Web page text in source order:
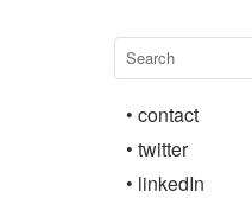
• contact
• twitter
• linkedIn